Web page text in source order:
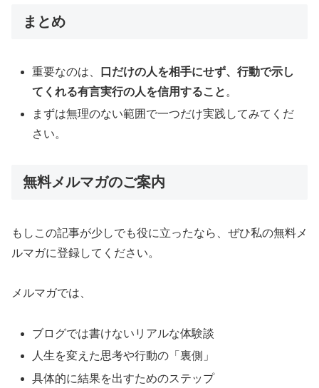
まとめ
重要なのは、
口だけの人を相手にせず、行動で示し
てくれる有言実行の人を信用すること 。
まずは無理のない範囲で一つだけ実践してみてくだ
さい。
無料メルマガのご案内
もしこの記事が少しでも役に立ったなら、ぜひ私の無料メ
ルマガに登録してください。
メルマガでは、
ブログでは書けないリアルな体験談
人生を変えた思考や行動の「裏側」
具体的に結果を出すためのステップ